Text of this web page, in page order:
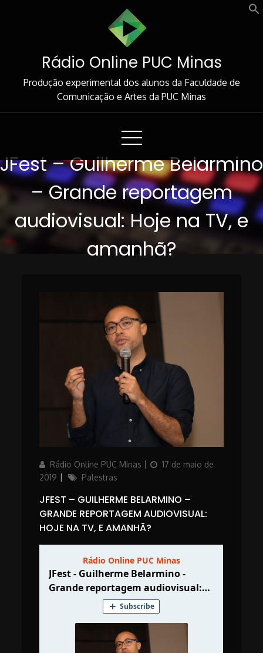
Rádio Online PUC Minas
Produção experimental dos alunos da Faculdade de
Comunicação e Artes da PUC Minas
JFest – Guilherme Belarmino
– Grande reportagem
audiovisual: Hoje na TV, e
amanhã?
AuthorRádio Online PUC Minas
Posted
17 de maio de
2019
Categories
Palestras
JFEST – GUILHERME BELARMINO –
GRANDE REPORTAGEM AUDIOVISUAL:
HOJE NA TV, E AMANHÃ?